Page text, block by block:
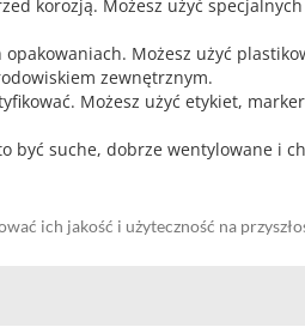
korozją. Możesz użyć
Możesz użyć
zewnętrznym.
Możesz użyć etykiet,
być suche, dobrze wentylowane i
ich jakość i użyteczność na